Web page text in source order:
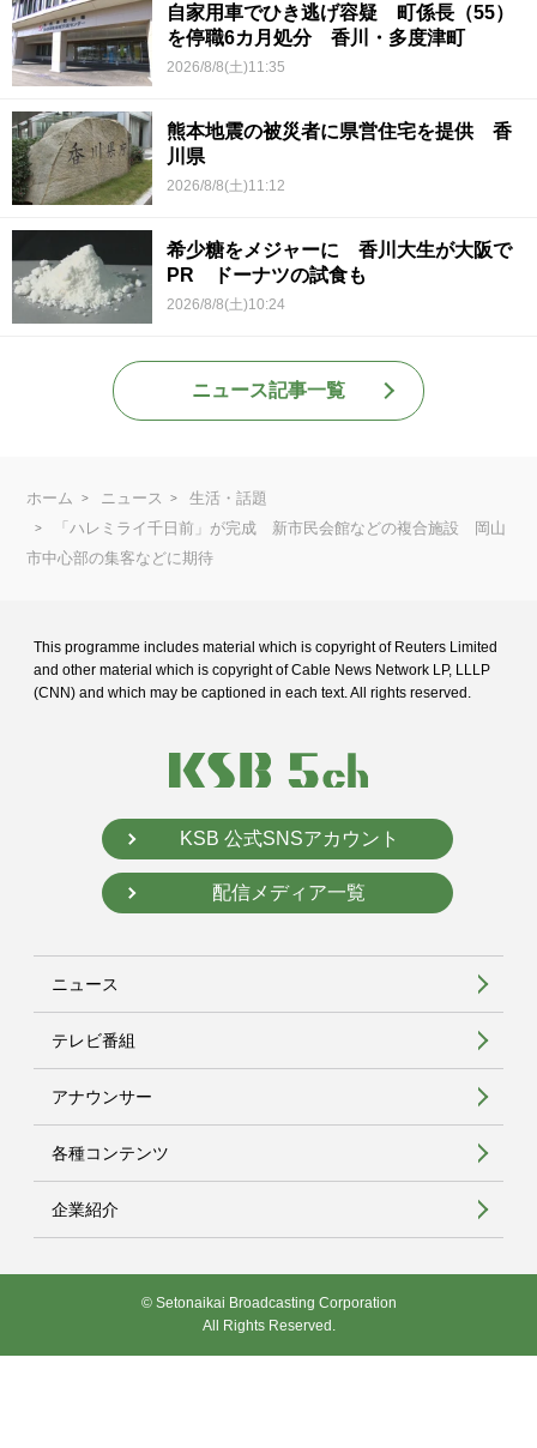
自家用車でひき逃げ容疑 町係長（55）
を停職6カ月処分 香川・多度津町
2026/8/8(土)11:35
熊本地震の被災者に県営住宅を提供 香
川県
2026/8/8(土)11:12
希少糖をメジャーに 香川大生が大阪で
PR ドーナツの試食も
2026/8/8(土)10:24
ニュース記事一覧
ホーム ニュース
生活・話題
「ハレミライ千日前」が完成 新市民会館などの複合施設 岡山
市中心部の集客などに期待
This programme includes material which is copyright of Reuters Limited
and other material which is copyright of Cable News Network LP, LLLP
(CNN) and which may be captioned in each text. All rights reserved.
KSB 公式SNSアカウント
配信メディア一覧
ニュース
テレビ番組
アナウンサー
各種コンテンツ
企業紹介
© Setonaikai Broadcasting Corporation
All Rights Reserved.